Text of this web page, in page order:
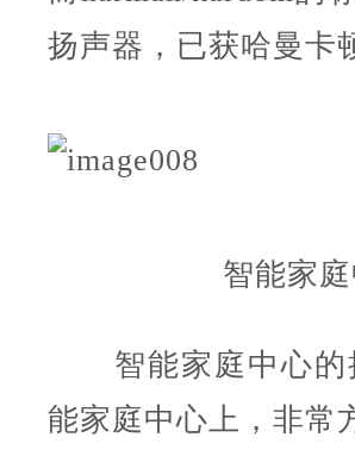
扬声器，已获哈曼卡
智能家
智能家庭中心的
能家庭中心上，非常